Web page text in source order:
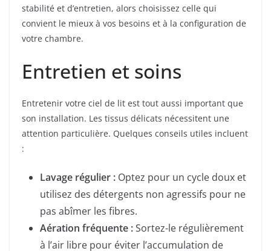
stabilité et d’entretien, alors choisissez celle qui
convient le mieux à vos besoins et à la configuration de
votre chambre.
Entretien et soins
Entretenir votre ciel de lit est tout aussi important que
son installation. Les tissus délicats nécessitent une
attention particulière. Quelques conseils utiles incluent
:
Lavage régulier : Optez pour un cycle doux et
utilisez des détergents non agressifs pour ne
pas abîmer les fibres.
Aération fréquente :Sortez-le régulièrement
à l’air libre pour éviter l’accumulation de